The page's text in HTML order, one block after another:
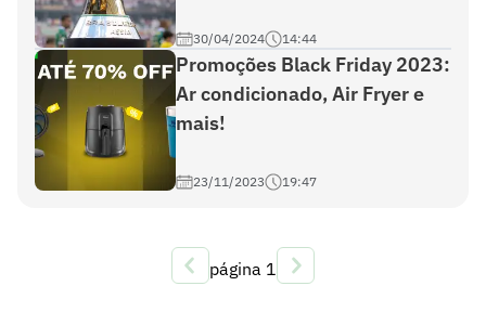
30/04/2024 14:44
Promoções Black Friday 2023:
Ar condicionado, Air Fryer e
mais!
23/11/2023 19:47
página 1